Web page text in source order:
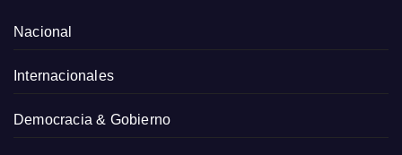
Nacional
Internacionales
Democracia & Gobierno